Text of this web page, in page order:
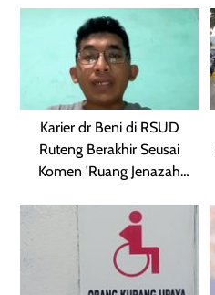
Karier dr Beni di RSUD
Ruteng Berakhir Seusai
Komen 'Ruang Jenazah